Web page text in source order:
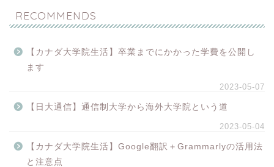
RECOMMENDS
【カナダ大学院生活】卒業までにかかった学費を公開し
ます
2023-05-07
【日大通信】通信制大学から海外大学院という道
2023-05-04
【カナダ大学院生活】Google翻訳＋Grammarlyの活用法
と注意点